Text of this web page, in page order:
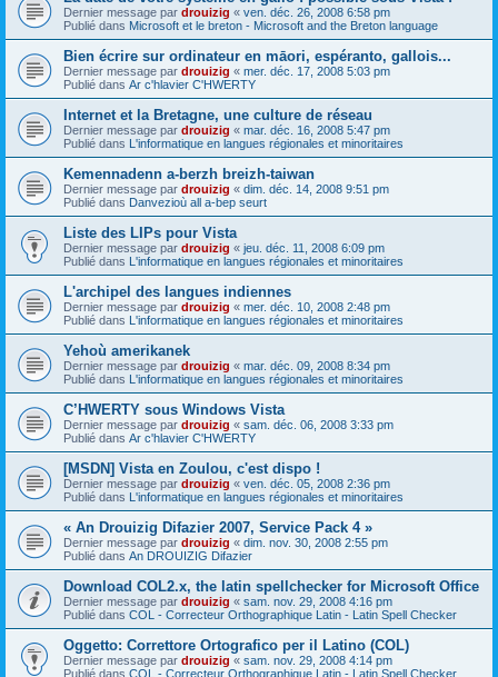
Dernier message par drouizig « ven. déc. 26, 2008 6:58 pm
Publié dans Microsoft et le breton - Microsoft and the Breton language
Bien écrire sur ordinateur en māori, espéranto, gallois...
Dernier message par drouizig « mer. déc. 17, 2008 5:03 pm
Publié dans Ar c'hlavier C'HWERTY
Internet et la Bretagne, une culture de réseau
Dernier message par drouizig « mar. déc. 16, 2008 5:47 pm
Publié dans L'informatique en langues régionales et minoritaires
Kemennadenn a-berzh breizh-taiwan
Dernier message par drouizig « dim. déc. 14, 2008 9:51 pm
Publié dans Danvezioù all a-bep seurt
Liste des LIPs pour Vista
Dernier message par drouizig « jeu. déc. 11, 2008 6:09 pm
Publié dans L'informatique en langues régionales et minoritaires
L'archipel des langues indiennes
Dernier message par drouizig « mer. déc. 10, 2008 2:48 pm
Publié dans L'informatique en langues régionales et minoritaires
Yehoù amerikanek
Dernier message par drouizig « mar. déc. 09, 2008 8:34 pm
Publié dans L'informatique en langues régionales et minoritaires
C’HWERTY sous Windows Vista
Dernier message par drouizig « sam. déc. 06, 2008 3:33 pm
Publié dans Ar c'hlavier C'HWERTY
[MSDN] Vista en Zoulou, c'est dispo !
Dernier message par drouizig « ven. déc. 05, 2008 2:36 pm
Publié dans L'informatique en langues régionales et minoritaires
« An Drouizig Difazier 2007, Service Pack 4 »
Dernier message par drouizig « dim. nov. 30, 2008 2:55 pm
Publié dans An DROUIZIG Difazier
Download COL2.x, the latin spellchecker for Microsoft Office
Dernier message par drouizig « sam. nov. 29, 2008 4:16 pm
Publié dans COL - Correcteur Orthographique Latin - Latin Spell Checker
Oggetto: Correttore Ortografico per il Latino (COL)
Dernier message par drouizig « sam. nov. 29, 2008 4:14 pm
Publié dans COL - Correcteur Orthographique Latin - Latin Spell Checker